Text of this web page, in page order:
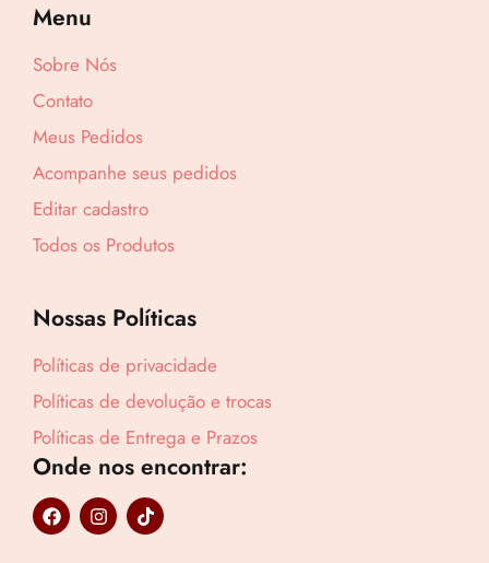
Revenda por
Menu
Sobre Nós
Contato
Meus Pedidos
Acompanhe seus pedidos
Editar cadastro
Todos os Produtos
Nossas Políticas
Políticas de privacidade
Políticas de devolução e trocas
Políticas de Entrega e Prazos
Onde nos encontrar:
F
a
I
n
T
i